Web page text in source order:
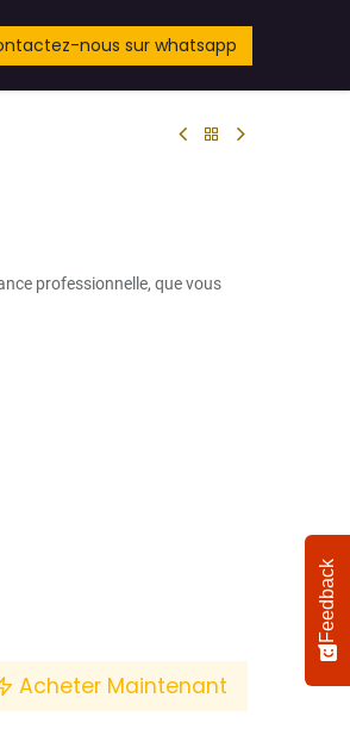
nous sur whatsapp
professionnelle, que vous
Acheter Maintenant
Feedback